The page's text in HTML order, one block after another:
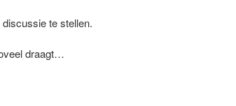
te stellen.
draagt…